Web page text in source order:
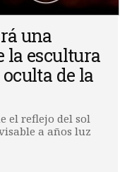
una
la escultura
de la
el reflejo del sol
a años luz